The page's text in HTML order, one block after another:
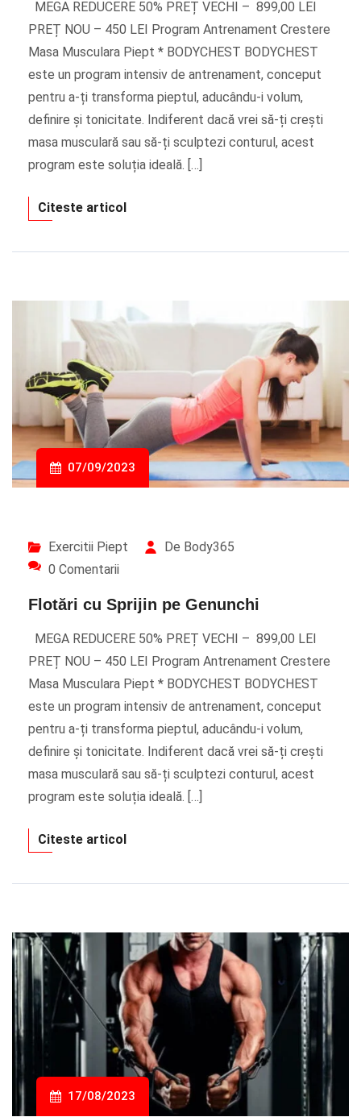
MEGA REDUCERE 50% PREȚ VECHI – 899,00 LEI
PREȚ NOU – 450 LEI Program Antrenament Crestere
Masa Musculara Piept * BODYCHEST BODYCHEST
este un program intensiv de antrenament, conceput
pentru a-ți transforma pieptul, aducându-i volum,
definire și tonicitate. Indiferent dacă vrei să-ți crești
masa musculară sau să-ți sculptezi conturul, acest
program este soluția ideală. […]
Citeste articol
07/09/2023
Exercitii Piept
De Body365
0 Comentarii
Flotări cu Sprijin pe Genunchi
MEGA REDUCERE 50% PREȚ VECHI – 899,00 LEI
PREȚ NOU – 450 LEI Program Antrenament Crestere
Masa Musculara Piept * BODYCHEST BODYCHEST
este un program intensiv de antrenament, conceput
pentru a-ți transforma pieptul, aducându-i volum,
definire și tonicitate. Indiferent dacă vrei să-ți crești
masa musculară sau să-ți sculptezi conturul, acest
program este soluția ideală. […]
Citeste articol
17/08/2023